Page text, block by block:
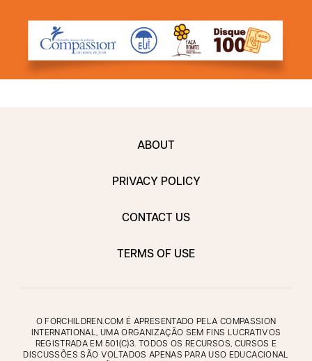
ABOUT
PRIVACY POLICY
CONTACT US
TERMS OF USE
O FORCHILDREN.COM É APRESENTADO PELA COMPASSION
INTERNATIONAL, UMA ORGANIZAÇÃO SEM FINS LUCRATIVOS
REGISTRADA EM 501(C)3. TODOS OS RECURSOS, CURSOS E
DISCUSSÕES SÃO VOLTADOS APENAS PARA USO EDUCACIONAL